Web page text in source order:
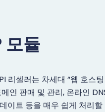
모듈
리셀러는 차세대 “웹 호스
인 판매 및 관리, 온라인
이트 등을 매우 쉽게 처리할